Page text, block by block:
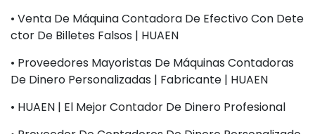
• Venta De Máquina Contadora De Efectivo Con Dete
Ctor De Billetes Falsos | HUAEN
• Proveedores Mayoristas De Máquinas Contadoras
De Dinero Personalizadas | Fabricante | HUAEN
• HUAEN | El Mejor Contador De Dinero Profesional